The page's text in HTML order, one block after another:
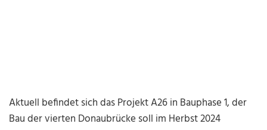
Aktuell befindet sich das Projekt A26 in Bauphase 1, der
Bau der vierten Donaubrücke soll im Herbst 2024